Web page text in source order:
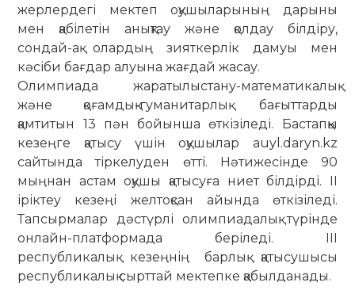
жерлердегі мектеп оқушыларының дарыны
мен қабілетін анықтау және қолдау білдіру,
сондай-ақ олардың зияткерлік дамуы мен
кәсіби бағдар алуына жағдай жасау.
Олимпиада жаратылыстану-математикалық
және қо­­ғам­дық-гуманитарлық бағыттарды
қамтитын 13 пән бойын­ша өткізіледі. Бастапқы
кезеңге қатысу үшін оқу­шылар аuyl.daryn.kz
сайтында тіркелуден өтті. Нәтиже­сінде 90
мыңнан астам оқушы қатысуға ниет білдірді. ІІ
іріктеу кезеңі желтоқсан айында өткізіледі.
Тапсырмалар дәстүрлі олимпиадалық түрінде
онлайн-платформада беріледі. III
республикалық кезеңнің барлық қатысушысы
республикалық сырттай мектепке қабылданады.